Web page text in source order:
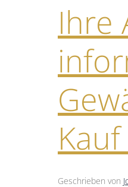
Ihre
Geschrieben von